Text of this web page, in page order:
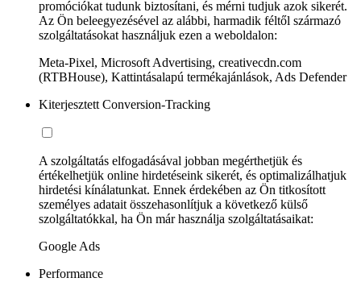
promóciókat tudunk biztosítani, és mérni tudjuk azok sikerét.
Az Ön beleegyezésével az alábbi, harmadik féltől származó
szolgáltatásokat használjuk ezen a weboldalon:
Meta-Pixel, Microsoft Advertising, creativecdn.com
(RTBHouse), Kattintásalapú termékajánlások, Ads Defender
Kiterjesztett Conversion-Tracking
A szolgáltatás elfogadásával jobban megérthetjük és
értékelhetjük online hirdetéseink sikerét, és optimalizálhatjuk
hirdetési kínálatunkat. Ennek érdekében az Ön titkosított
személyes adatait összehasonlítjuk a következő külső
szolgáltatókkal, ha Ön már használja szolgáltatásaikat:
Google Ads
Performance